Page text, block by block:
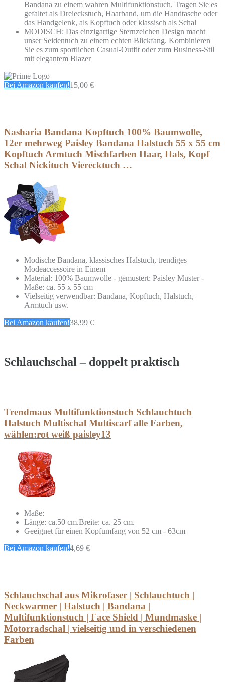
Bandana zu einem wahren Multifunktionstuch. Tragen Sie es
gefaltet als Dreieckstuch, Haarband, um die Handtasche oder
das Handgelenk, als Kopftuch oder klassisch als Schal
MODISCH: Das einzigartige Sternzeichen Design macht
unser Seidentuch zu einem echten Blickfang. Kombinieren
Sie es zum sportlichen Casual-Outfit oder zum Business-Stil
mit elegantem Blazer
Bei Amazon kaufen!15,00 €
Nasharia Bandana Kopftuch 100% Baumwolle,
12er mehrweg Paisley Bandana Halstuch 55 x 55 cm
Kopftuch Armtuch Mischfarben Haar, Hals, Kopf
Schal Nickituch Vierecktuch …
Modische Bandana, klassisches Halstuch, trendiges
Modeaccessoire in Einem
Material: 100% Baumwolle - gemustert: Paisley Muster -
Maße: ca. 55 x 55 cm
Vielseitig verwendbar: Bandana, Kopftuch, Halstuch,
Armtuch usw.
Bei Amazon kaufen!38,99 €
Schlauchschal – doppelt praktisch
Trendmaus Multifunktionstuch Schlauchtuch
Halstuch Multischal Multiscarf alle Farben,
wählen:rot weiß paisley13
Maße:
Länge: ca.50 cm.Breite: ca. 25 cm.
Geeignet für einen Kopfumfang von 52 cm - 63cm
Bei Amazon kaufen!4,69 €
Schlauchschal aus Mikrofaser | Schlauchtuch |
Neckwarmer | Halstuch | Bandana |
Multifunktionstuch | Face Shield | Mundmaske |
Motorradschal | vielseitig und in verschiedenen
Farben